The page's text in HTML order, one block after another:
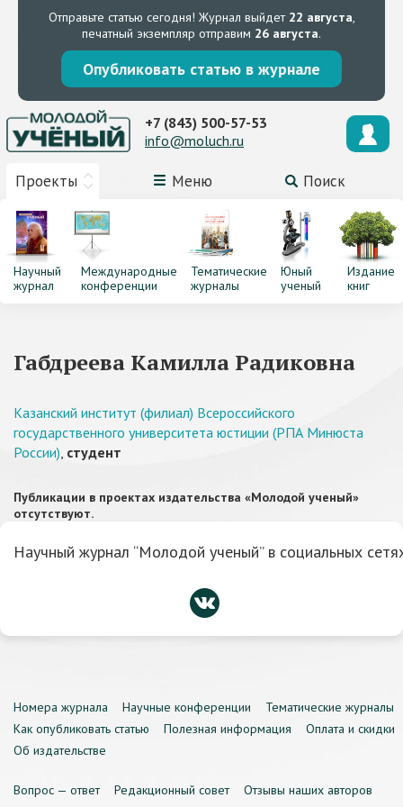
Отправьте статью сегодня! Журнал выйдет 22 августа,
печатный экземпляр отправим 26 августа.
Опубликовать статью в журнале
Проекты Меню Поиск
+7 (843) 500-57-53
info@moluch.ru
Научный
журнал
Международные
конференции
Тематические
журналы
Юный
ученый
Издание
книг
Габдреева Камилла Радиковна
Казанский институт (филиал) Всероссийского
государственного университета юстиции (РПА Минюста
России), студент
Публикации в проектах издательства «Молодой ученый»
отсутствуют.
Научный журнал “Молодой ученый” в социальных
Номера журнала Научные конференции
Тематические журналы
Как опубликовать статью
Полезная информация
Оплата и скидки
Об издательстве
Вопрос — ответ Редакционный совет
Отзывы наших авторов